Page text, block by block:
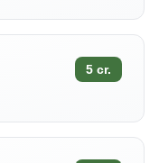
5 cr.